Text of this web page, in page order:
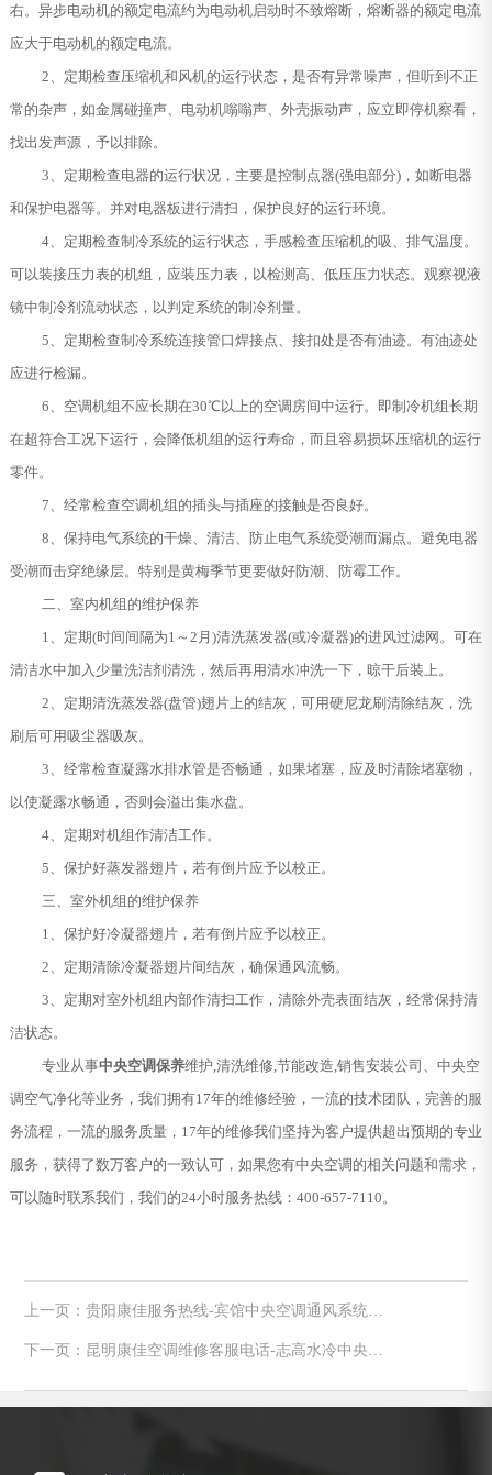
右。异步电动机的额定电流约为电动机启动时不致熔断，熔断器的额定电流
应大于电动机的额定电流。
2、定期检查压缩机和风机的运行状态，是否有异常噪声，但听到不正
常的杂声，如金属碰撞声、电动机嗡嗡声、外壳振动声，应立即停机察看，
找出发声源，予以排除。
3、定期检查电器的运行状况，主要是控制点器(强电部分)，如断电器
和保护电器等。并对电器板进行清扫，保护良好的运行环境。
4、定期检查制冷系统的运行状态，手感检查压缩机的吸、排气温度。
可以装接压力表的机组，应装压力表，以检测高、低压压力状态。观察视液
镜中制冷剂流动状态，以判定系统的制冷剂量。
5、定期检查制冷系统连接管口焊接点、接扣处是否有油迹。有油迹处
应进行检漏。
6、空调机组不应长期在30℃以上的空调房间中运行。即制冷机组长期
在超符合工况下运行，会降低机组的运行寿命，而且容易损坏压缩机的运行
零件。
7、经常检查空调机组的插头与插座的接触是否良好。
8、保持电气系统的干燥、清洁、防止电气系统受潮而漏点。避免电器
受潮而击穿绝缘层。特别是黄梅季节更要做好防潮、防霉工作。
二、室内机组的维护保养
1、定期(时间间隔为1～2月)清洗蒸发器(或冷凝器)的进风过滤网。可在
清洁水中加入少量洗洁剂清洗，然后再用清水冲洗一下，晾干后装上。
2、定期清洗蒸发器(盘管)翅片上的结灰，可用硬尼龙刷清除结灰，洗
刷后可用吸尘器吸灰。
3、经常检查凝露水排水管是否畅通，如果堵塞，应及时清除堵塞物，
以使凝露水畅通，否则会溢出集水盘。
4、定期对机组作清洁工作。
5、保护好蒸发器翅片，若有倒片应予以校正。
三、室外机组的维护保养
1、保护好冷凝器翅片，若有倒片应予以校正。
2、定期清除冷凝器翅片间结灰，确保通风流畅。
3、定期对室外机组内部作清扫工作，清除外壳表面结灰，经常保持清
洁状态。
专业从事中央空调保养维护,清洗维修,节能改造,销售安装公司、中央空
调空气净化等业务，我们拥有17年的维修经验，一流的技术团队，完善的服
务流程，一流的服务质量，17年的维修我们坚持为客户提供超出预期的专业
服务，获得了数万客户的一致认可，如果您有中央空调的相关问题和需求，
可以随时联系我们，我们的24小时服务热线：400-657-7110。
上一页：贵阳康佳服务热线-宾馆中央空调通风系统分
下一页：昆明康佳空调维修客服电话-志高水冷中央空